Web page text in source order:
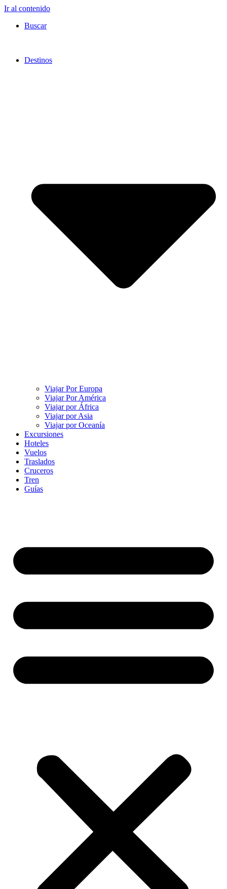
Ir al contenido
Buscar
Destinos
Viajar Por Europa
Viajar Por América
Viajar por África
Viajar por Asia
Viajar por Oceanía
Excursiones
Hoteles
Vuelos
Traslados
Cruceros
Tren
Guías